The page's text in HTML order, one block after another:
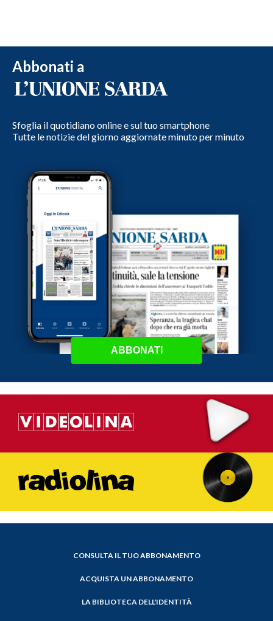
Abbonati a
Sfoglia il quotidiano online e sul tuo smartphone
Tutte le notizie del giorno aggiornate minuto per minuto
ABBONATI
CONSULTA IL TUO ABBONAMENTO
ACQUISTA UN ABBONAMENTO
LA BIBLIOTECA DELL'IDENTITÀ